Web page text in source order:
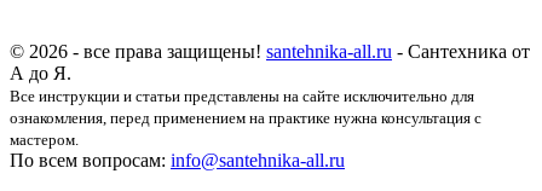
© 2026 - все права защищены! santehnika-all.ru - Сантехника от
А до Я.
Все инструкции и статьи представлены на сайте исключительно для
ознакомления, перед применением на практике нужна консультация с
мастером.
По всем вопросам: info@santehnika-all.ru